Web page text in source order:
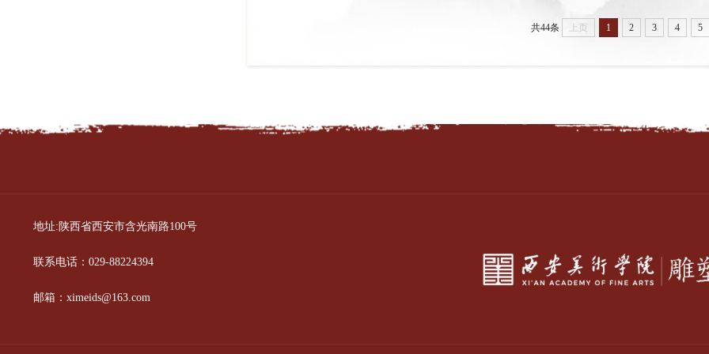
共44条 上页 1 2 3 4 5
地址:陕西省西安市含光南路100号
联系电话：029-88224394
邮箱： ximeids@163.com